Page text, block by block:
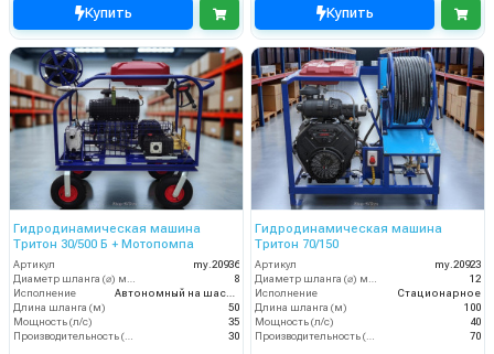
Купить Купить
Гидродинамическая машина
Тритон 30/500 Б + Мотопомпа
Артикул
my.20936
8
Исполнение
Длина шланга (м)
50
Мощность (л/с)
35
30
Гидродинамическая машина
Тритон 70/150
Артикул
my.20923
12
Исполнение
Стационарное
Длина шланга (м)
100
Мощность (л/с)
40
70